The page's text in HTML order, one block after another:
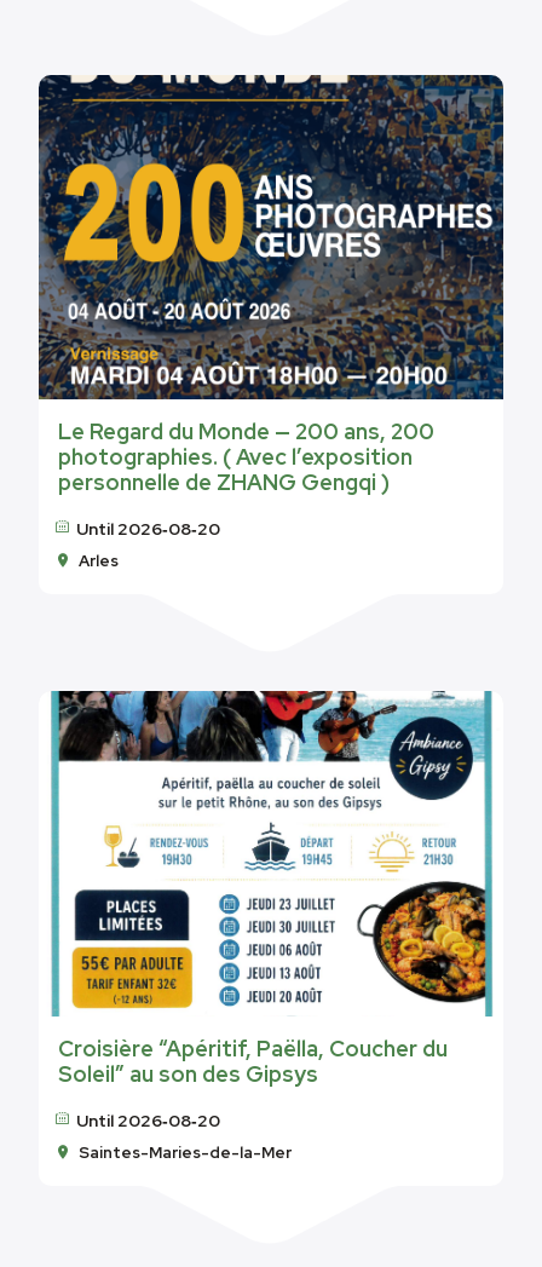
Le Regard du Monde — 200 ans, 200
photographies. ( Avec l’exposition
personnelle de ZHANG Gengqi )
Until 2026‑08‑20
Arles
Croisière “Apéritif, Paëlla, Coucher du
Soleil” au son des Gipsys
Until 2026‑08‑20
Saintes-Maries-de-la-Mer